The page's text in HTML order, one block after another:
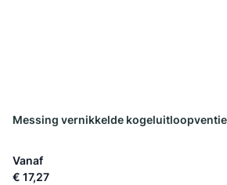
Messing vernikkelde
Vanaf
€ 17,27